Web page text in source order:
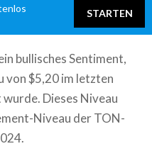
STARTEN
bullisches Sentiment,
von $5,20 im letzten
Dieses Niveau
Niveau der TON-